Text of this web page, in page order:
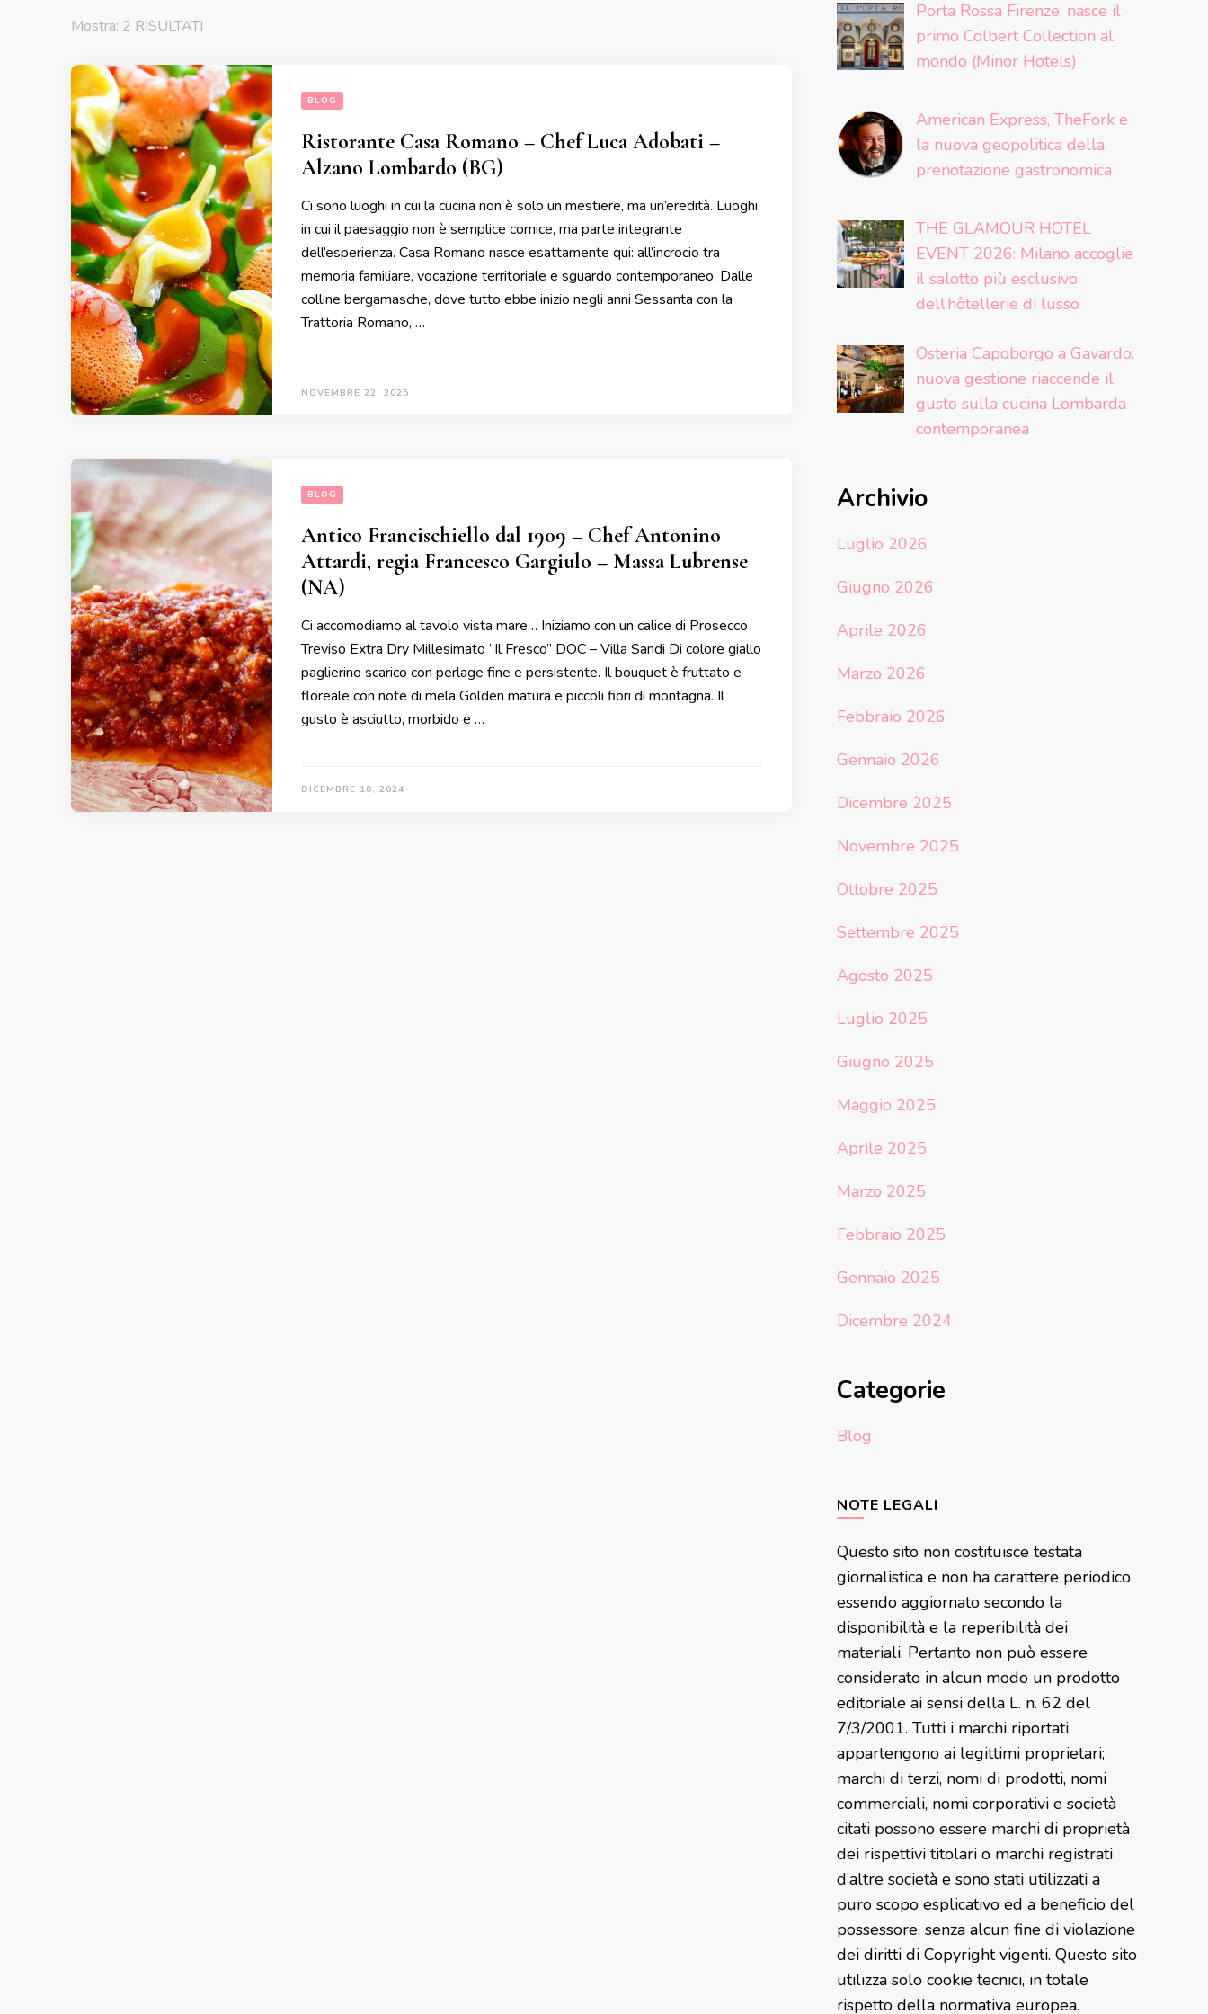
Mostra: 2 RISULTATI
BLOG
Ristorante Casa Romano – Chef Luca Adobati –
Alzano Lombardo (BG)
Ci sono luoghi in cui la cucina non è solo un mestiere, ma un’eredità. Luoghi
in cui il paesaggio non è semplice cornice, ma parte integrante
dell’esperienza. Casa Romano nasce esattamente qui: all’incrocio tra
memoria familiare, vocazione territoriale e sguardo contemporaneo. Dalle
colline bergamasche, dove tutto ebbe inizio negli anni Sessanta con la
Trattoria Romano, …
NOVEMBRE 22, 2025
BLOG
Antico Francischiello dal 1909 – Chef Antonino
Attardi, regia Francesco Gargiulo – Massa Lubrense
(NA)
Ci accomodiamo al tavolo vista mare… Iniziamo con un calice di Prosecco
Treviso Extra Dry Millesimato “Il Fresco” DOC – Villa Sandi Di colore giallo
paglierino scarico con perlage fine e persistente. Il bouquet è fruttato e
floreale con note di mela Golden matura e piccoli fiori di montagna. Il
gusto è asciutto, morbido e …
DICEMBRE 10, 2024
Porta Rossa Firenze: nasce il
primo Colbert Collection al
mondo (Minor Hotels)
American Express, TheFork e
la nuova geopolitica della
prenotazione gastronomica
THE GLAMOUR HOTEL
EVENT 2026: Milano accoglie
il salotto più esclusivo
dell’hôtellerie di lusso
Osteria Capoborgo a Gavardo:
nuova gestione riaccende il
gusto sulla cucina Lombarda
contemporanea
Archivio
Luglio 2026
Giugno 2026
Aprile 2026
Marzo 2026
Febbraio 2026
Gennaio 2026
Dicembre 2025
Novembre 2025
Ottobre 2025
Settembre 2025
Agosto 2025
Luglio 2025
Giugno 2025
Maggio 2025
Aprile 2025
Marzo 2025
Febbraio 2025
Gennaio 2025
Dicembre 2024
Categorie
Blog
NOTE LEGALI
Questo sito non costituisce testata
giornalistica e non ha carattere periodico
essendo aggiornato secondo la
disponibilità e la reperibilità dei
materiali. Pertanto non può essere
considerato in alcun modo un prodotto
editoriale ai sensi della L. n. 62 del
7/3/2001. Tutti i marchi riportati
appartengono ai legittimi proprietari;
marchi di terzi, nomi di prodotti, nomi
commerciali, nomi corporativi e società
citati possono essere marchi di proprietà
dei rispettivi titolari o marchi registrati
d’altre società e sono stati utilizzati a
puro scopo esplicativo ed a beneficio del
possessore, senza alcun fine di violazione
dei diritti di Copyright vigenti. Questo sito
utilizza solo cookie tecnici, in totale
rispetto della normativa europea.